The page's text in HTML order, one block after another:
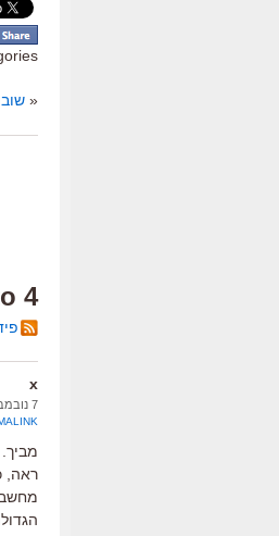
«
4 Responses to “וינס ווהן ב… תרומה או טעות?”
x
7 נובמבר 2013 at 10:02
ראה,